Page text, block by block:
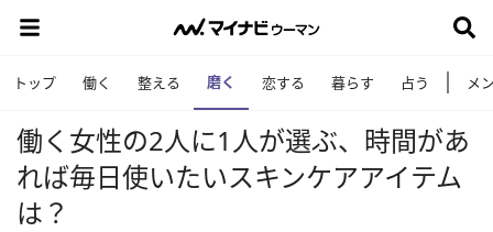
トップ 働く 整える 磨く 恋する 暮らす 占う メ
働く女性の2人に1人が選ぶ、時間があ
れば毎日使いたいスキンケアアイテム
は？